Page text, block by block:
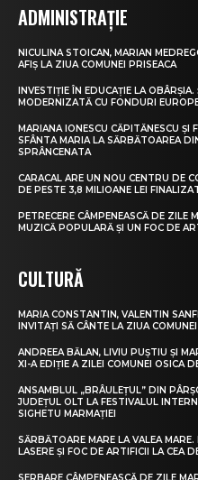
ADMINISTRAȚIE
NICULINA STOICAN, MARIAN
AFIȘ LA ZIUA COMUNEI PRISEACA
INVESTIȚIE ÎN EDUCAȚIE LA
MODERNIZATĂ CU FONDURI
MARIANA IONESCU CĂPITĂNESCU ȘI
SFÂNTA MARIA LA SĂRBĂTOAREA
SPRÂNCENATA
CARACAL ARE UN NOU CENTRU DE
DE PESTE 3,8 MILIOANE LEI
PETRECERE CÂMPENEASCĂ DE ZILE
MUZICĂ POPULARĂ ȘI UN FOC DE
CULTURĂ
MARIA CONSTANTIN, VALENTIN
INVITAȚI SĂ CÂNTE LA ZIUA COMUNEI
ANDREEA BĂLAN, LIVIU PUȘTIU ȘI
XI-A EDIȚIE A ZILEI COMUNEI OSICA
ANSAMBLUL „BRÂULEȚUL” DIN
JUDEȚUL OLT LA FESTIVALUL
SIGHETU MARMAȚIEI
SĂRBĂTOARE MARE LA VALEA
LASERE ȘI FOC DE ARTIFICII LA CEA